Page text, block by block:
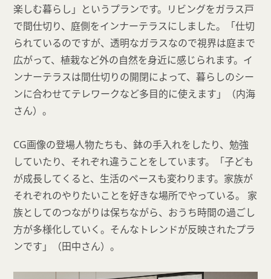
楽しむ暮らし」というプランです。リビングをガラス戸
で間仕切り、庭側をインナーテラスにしました。「仕切
られているのですが、透明なガラスなので視界は庭まで
広がって、植栽など外の自然を身近に感じられます。イ
ンナーテラスは間仕切りの開閉によって、暮らしのシー
ンに合わせてテレワークなど多目的に使えます」（内海
さん）。
CG画像の登場人物たちも、鉢の手入れをしたり、勉強
していたり、それぞれ違うことをしています。「子ども
が成長してくると、生活のペースも変わります。家族が
それぞれのやりたいことを好きな場所でやっている。 家
族としてのつながりは保ちながら、おうち時間の過ごし
方が多様化していく。そんなトレンドが反映されたプラ
ンです」（田中さん）。